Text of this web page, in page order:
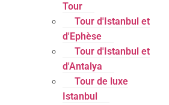
Tour
Tour d'Istanbul et
d'Ephèse
Tour d'Istanbul et
d'Antalya
Tour de luxe
Istanbul